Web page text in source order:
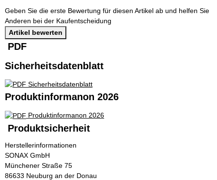
Geben Sie die erste Bewertung für diesen Artikel ab und helfen Sie
Anderen bei der Kaufentscheidung
Artikel bewerten
PDF
Sicherheitsdatenblatt
Sicherheitsdatenblatt
Produktinformanon 2026
Produktinformanon 2026
Produktsicherheit
Herstellerinformationen
SONAX GmbH
Münchener Straße 75
86633 Neuburg an der Donau